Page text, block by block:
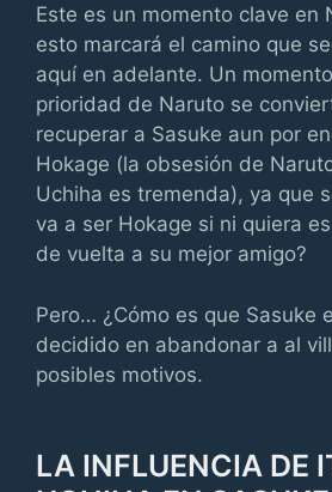
Este es un momento clave en
esto marcará el camino que
aquí en adelante. Un
prioridad de Naruto se
recuperar a Sasuke aun por
Hokage (la obsesión de
Uchiha es tremenda), ya que
va a ser Hokage si ni quiera
de vuelta a su mejor amigo?
Pero… ¿Cómo es que Sasuke
decidido en abandonar a al
posibles motivos.
LA INFLUENCIA DE